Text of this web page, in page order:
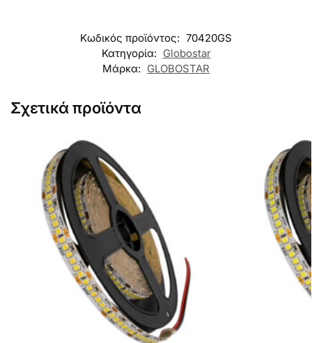
Κωδικός προϊόντος: 70420GS
Κατηγορία: Globostar
Μάρκα: GLOBOSTAR
Σχετικά προϊόντα